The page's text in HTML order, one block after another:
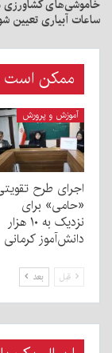
خاموشی‌های کشاورزی
ساعات آبیاری تعیین
ممکن است
آموزش و پرورش
اجرای طرح
«حامی» برای
نزدیک به ۱۰ هزار
دانش‌آموز کرمانی
قبل بعد